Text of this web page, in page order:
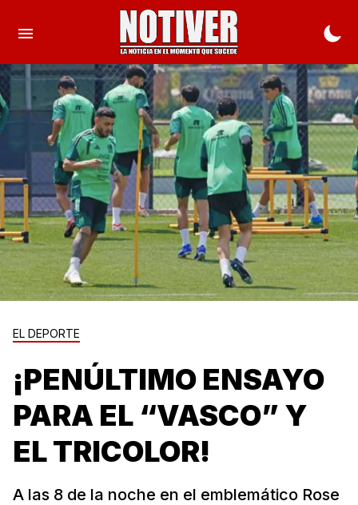
EL DEPORTE
¡PENÚLTIMO ENSAYO
PARA EL “VASCO” Y
EL TRICOLOR!
A las 8 de la noche en el emblemático Rose